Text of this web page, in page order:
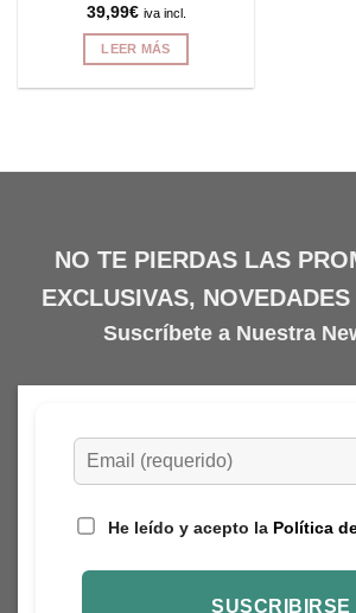
39,99€ iva incl.
LEER MÁS
NO TE PIERDAS LAS
EXCLUSIVAS,
Suscríbete a Nuestra
He leído y acepto la Política